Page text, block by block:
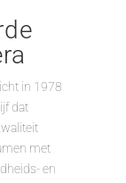
in 1978
dat
met
en